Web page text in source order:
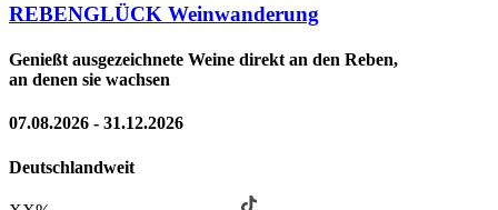
REBENGLÜCK Weinwanderung
Genießt ausgezeichnete Weine direkt an den Reben,
an denen sie wachsen
07.08.2026 - 31.12.2026
Deutschlandweit